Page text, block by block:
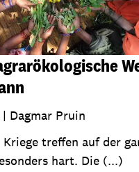
| Dagmar Pruin
treffen auf der
hart. Die (...)